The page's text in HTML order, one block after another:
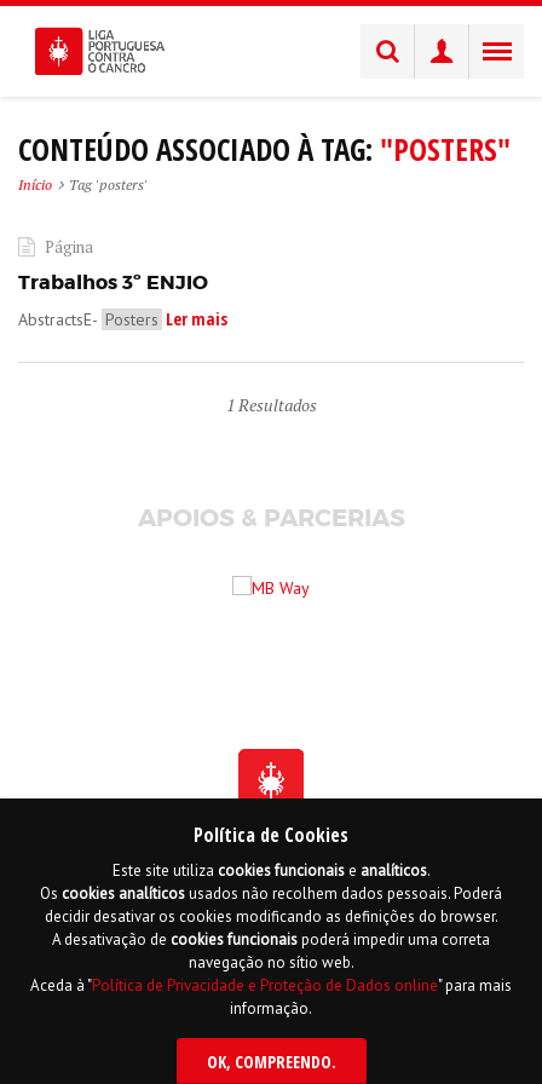
Política de Cookies
Este site utiliza cookiesfuncionaise analíticos.
Os cookies analíticosusados não recolhem dados pessoais. Poderá
decidir desativar os cookies modificando as definições do browser.
A desativação de cookiesfuncionaispoderá impedir uma correta
navegação no sítio web.
Aceda à "Política de Privacidade e Proteção de Dados online" para mais
informação.
OK, COMPREENDO.
CONTEÚDO ASSOCIADO À TAG: "POSTERS"
Início Tag 'posters'
Página
Trabalhos 3º ENJIO
AbstractsE- Posters Ler mais
1 Resultados
APOIOS & PARCERIAS
Fundada em 1941
Membro Honorário da Ordem de Benemerência - 1966
Membro Honorário da Ordem de Cristo - 2006
Ordem do Infante D. Henrique - 2016
Livro de reclamações online
Política de Privacidade e Proteção de Dados
English
Copyright LPCC 2015 Desenvolvido porHi INTERACTIVE
porPTisp